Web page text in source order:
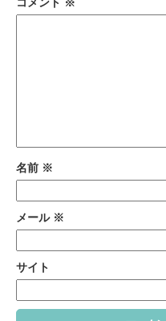
コメント ※
名前 ※
メール ※
サイト